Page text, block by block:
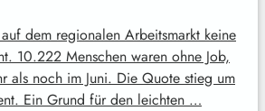
dem regionalen Arbeitsmarkt keine
10.222 Menschen waren ohne Job,
als noch im Juni. Die Quote stieg um
Ein Grund für den leichten …